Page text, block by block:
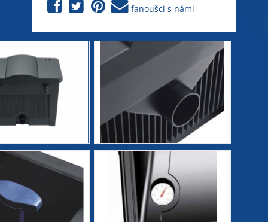
fanoušci s námi